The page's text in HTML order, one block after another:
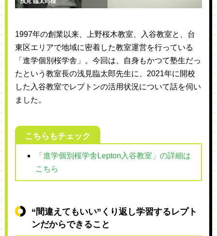
1997年の創業以来、上野桜木教室、入谷教室と、台
東区エリアで地域に密着した教室運営を行っている
「進学個別桜学舎」。今回は、自身もかつて塾生だっ
たという教室長の浅見臨太郎先生に、2021年に開校
した入谷教室でレプトンの活用状況について話を伺い
ました。
こちらもチェック
「進学個別桜学舎Lepton入谷教室」の詳細は
こちら
“間違えてもいい”くり返し学習するレプト
ンだからできること